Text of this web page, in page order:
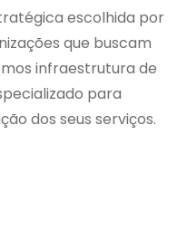
escolhida por
que buscam
infraestrutura de
para
dos seus serviços.